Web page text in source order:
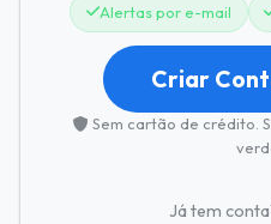
Alertas por e-mail
Criar
Sem cartão de crédito.
Já tem